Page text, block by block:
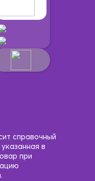
справочный
в
при